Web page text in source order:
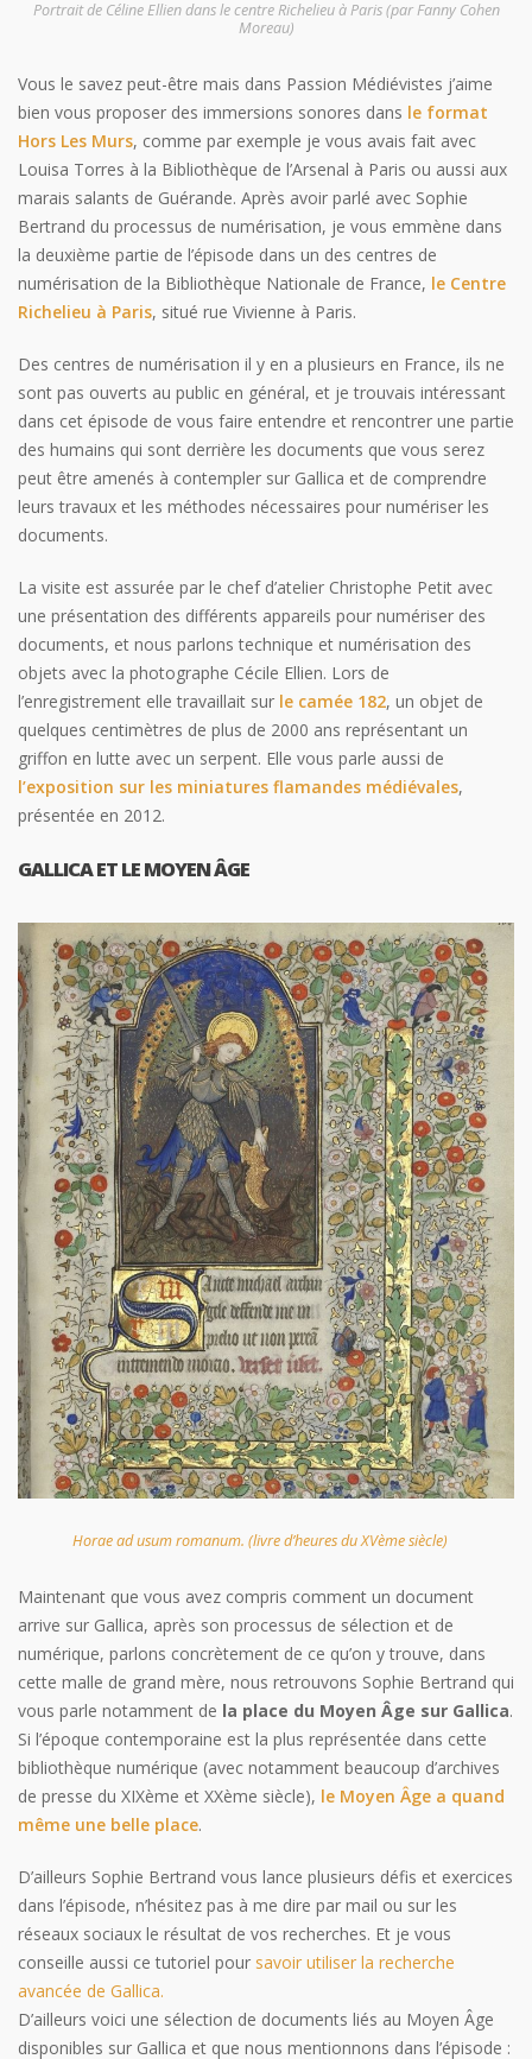
Portrait de Céline Ellien dans le centre Richelieu à Paris (par Fanny Cohen
Moreau)
Vous le savez peut-être mais dans Passion Médiévistes j’aime
bien vous proposer des immersions sonores dans le format
Hors Les Murs, comme par exemple je vous avais fait avec
Louisa Torres à la Bibliothèque de l’Arsenal à Paris ou aussi aux
marais salants de Guérande. Après avoir parlé avec Sophie
Bertrand du processus de numérisation, je vous emmène dans
la deuxième partie de l’épisode dans un des centres de
numérisation de la Bibliothèque Nationale de France, le Centre
Richelieu à Paris, situé rue Vivienne à Paris.
Des centres de numérisation il y en a plusieurs en France, ils ne
sont pas ouverts au public en général, et je trouvais intéressant
dans cet épisode de vous faire entendre et rencontrer une partie
des humains qui sont derrière les documents que vous serez
peut être amenés à contempler sur Gallica et de comprendre
leurs travaux et les méthodes nécessaires pour numériser les
documents.
La visite est assurée par le chef d’atelier Christophe Petit avec
une présentation des différents appareils pour numériser des
documents, et nous parlons technique et numérisation des
objets avec la photographe Cécile Ellien. Lors de
l’enregistrement elle travaillait sur le camée 182, un objet de
quelques centimètres de plus de 2000 ans représentant un
griffon en lutte avec un serpent. Elle vous parle aussi de
l’exposition sur les miniatures flamandes médiévales,
présentée en 2012.
GALLICA ET LE MOYEN ÂGE
Horae ad usum romanum. (livre d’heures du XVème siècle)
Maintenant que vous avez compris comment un document
arrive sur Gallica, après son processus de sélection et de
numérique, parlons concrètement de ce qu’on y trouve, dans
cette malle de grand mère, nous retrouvons Sophie Bertrand qui
vous parle notamment de la place du Moyen Âge sur Gallica.
Si l’époque contemporaine est la plus représentée dans cette
bibliothèque numérique (avec notamment beaucoup d’archives
de presse du XIXème et XXème siècle), le Moyen Âge a quand
même une belle place.
D’ailleurs Sophie Bertrand vous lance plusieurs défis et exercices
dans l’épisode, n’hésitez pas à me dire par mail ou sur les
réseaux sociaux le résultat de vos recherches. Et je vous
conseille aussi ce tutoriel pour savoir utiliser la recherche
avancée de Gallica.
D’ailleurs voici une sélection de documents liés au Moyen Âge
disponibles sur Gallica et que nous mentionnons dans l’épisode :